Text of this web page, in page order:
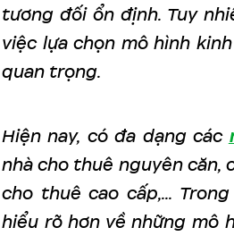
tương đối ổn định. Tuy
việc lựa chọn mô hình
quan trọng.
Hiện nay, có đa dạng các
nhà cho thuê nguyên căn,
cho thuê cao cấp,...
hiểu rõ hơn về những mô